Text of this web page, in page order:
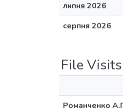
липня 2026
серпня 2026
File Visits
Романченко